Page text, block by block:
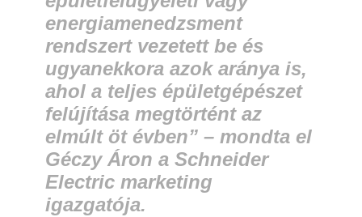
energiamenedzsment
rendszert vezetett be és
ugyanekkora azok aránya is,
ahol a teljes épületgépészet
felújítása megtörtént az
elmúlt öt évben” – mondta el
Géczy Áron a Schneider
Electric marketing
igazgatója.